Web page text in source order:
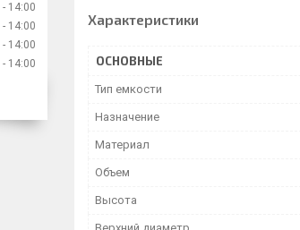
Характеристики
ОСНОВНЫЕ
Тип емкости
Назначение
Материал
Объем
Высота
14:00
14:00
14:00
14:00